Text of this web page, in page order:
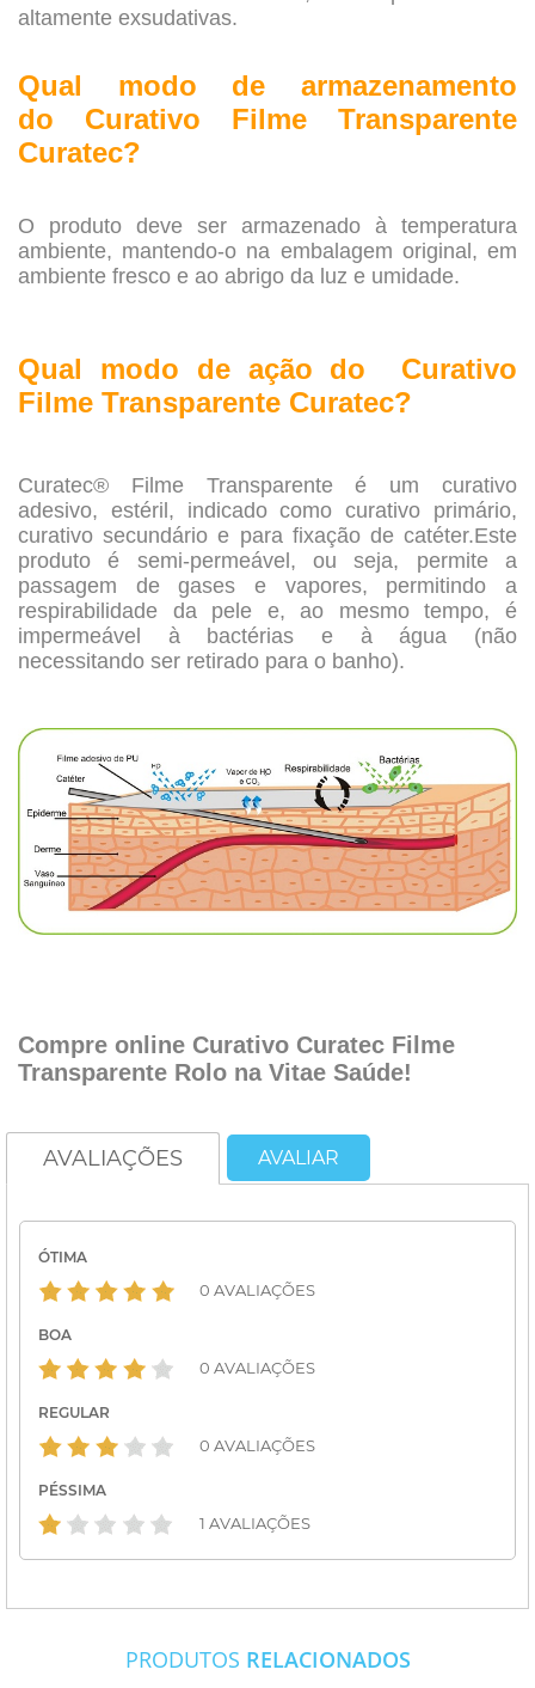
altamente exsudativas.
Qual modo de armazenamento
do Curativo Filme Transparente
Curatec?
O produto deve ser armazenado à temperatura
ambiente, mantendo-o na embalagem original, em
ambiente fresco e ao abrigo da luz e umidade.
Qual modo de ação do Curativo
Filme Transparente Curatec?
Curatec® Filme Transparente é um curativo
adesivo, estéril, indicado como curativo primário,
curativo secundário e para fixação de catéter.Este
produto é semi-permeável, ou seja, permite a
passagem de gases e vapores, permitindo a
respirabilidade da pele e, ao mesmo tempo, é
impermeável à bactérias e à água (não
necessitando ser retirado para o banho).
Compre online Curativo Curatec Filme
Transparente Rolo na Vitae Saúde!
AVALIAÇÕES AVALIAR
ÓTIMA
0 AVALIAÇÕES
BOA
0 AVALIAÇÕES
REGULAR
0 AVALIAÇÕES
PÉSSIMA
1 AVALIAÇÕES
PRODUTOS RELACIONADOS